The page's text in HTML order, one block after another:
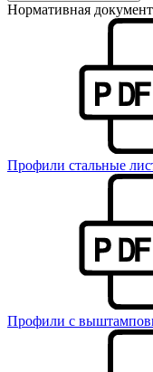
Нормативная
Профили стальные
Профили с